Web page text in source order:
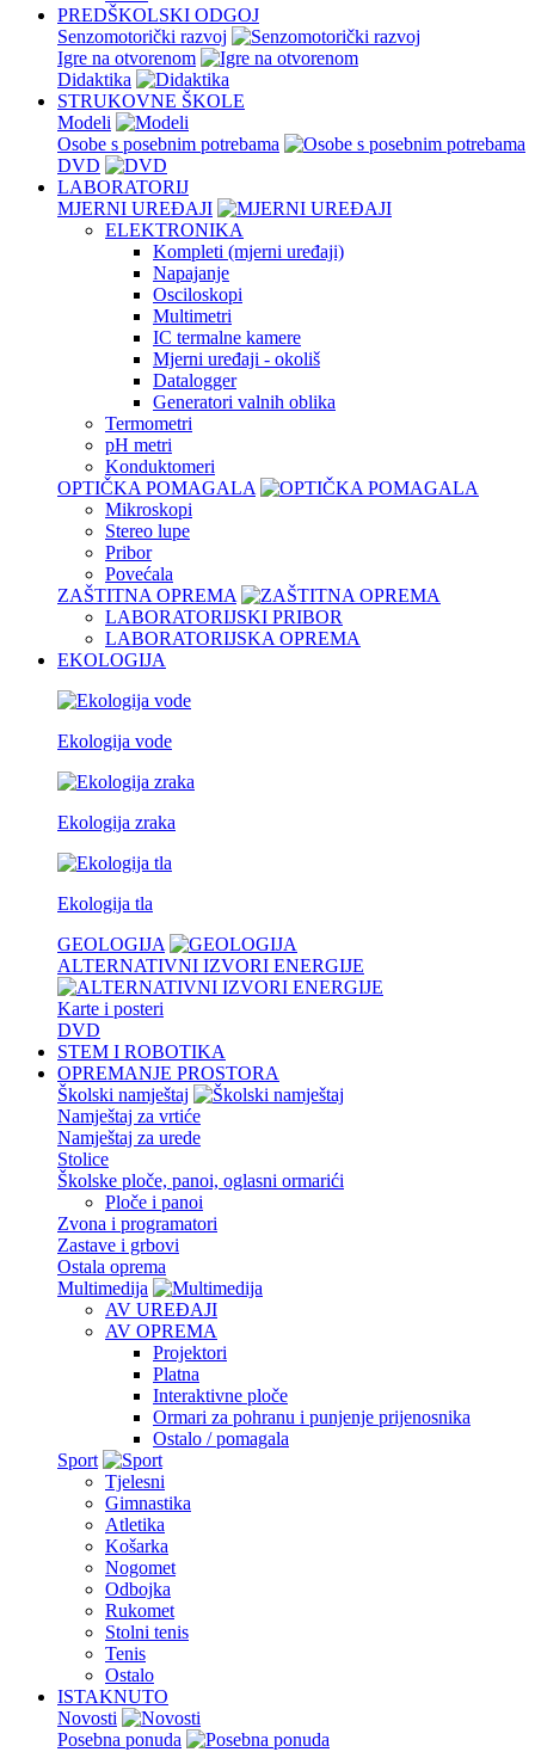
PREDŠKOLSKI ODGOJ
Senzomotorički razvoj
Igre na otvorenom
Didaktika
STRUKOVNE ŠKOLE
Modeli
Osobe s posebnim potrebama
DVD
LABORATORIJ
MJERNI UREĐAJI
ELEKTRONIKA
Kompleti (mjerni uređaji)
Napajanje
Osciloskopi
Multimetri
IC termalne kamere
Mjerni uređaji - okoliš
Datalogger
Generatori valnih oblika
Termometri
pH metri
Konduktomeri
OPTIČKA POMAGALA
Mikroskopi
Stereo lupe
Pribor
Povećala
ZAŠTITNA OPREMA
LABORATORIJSKI PRIBOR
LABORATORIJSKA OPREMA
EKOLOGIJA
Ekologija vode
Ekologija zraka
Ekologija tla
GEOLOGIJA
ALTERNATIVNI IZVORI ENERGIJE
Karte i posteri
DVD
STEM I ROBOTIKA
OPREMANJE PROSTORA
Školski namještaj
Namještaj za vrtiće
Namještaj za urede
Stolice
Školske ploče, panoi, oglasni ormarići
Ploče i panoi
Zvona i programatori
Zastave i grbovi
Ostala oprema
Multimedija
AV UREĐAJI
AV OPREMA
Projektori
Platna
Interaktivne ploče
Ormari za pohranu i punjenje prijenosnika
Ostalo / pomagala
Sport
Tjelesni
Gimnastika
Atletika
Košarka
Nogomet
Odbojka
Rukomet
Stolni tenis
Tenis
Ostalo
ISTAKNUTO
Novosti
Posebna ponuda